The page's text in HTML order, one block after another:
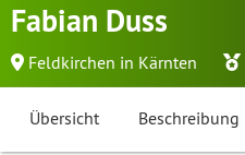
Fabian Duss
Feldkirchen in Kärnten
Übersicht Beschreibung